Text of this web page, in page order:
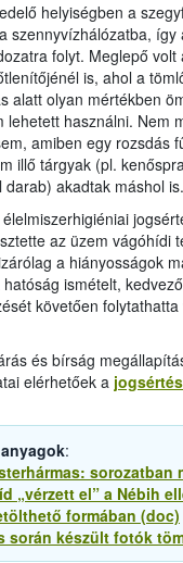
helyiségben a
szennyvízhálózatba,
folyt. Meglepő volt
is, ahol a
alatt olyan mértékben
lehetett használni. Nem
amiben egy rozsdás
illő tárgyak (pl.
darab) akadtak máshol is.
az üzem vágóhídi
a hiányosságok
ismételt,
követően folytathatta
és bírság
elérhetőek a
:
sorozatban
„vérzett el” a Nébih
formában (doc)
során készült fotók